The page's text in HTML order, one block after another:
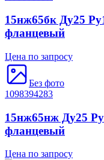
15нж65бк Ду25
фланцевый
Цена по запросу
Без фото
1098394283
15нж65нж Ду25
фланцевый
Цена по запросу